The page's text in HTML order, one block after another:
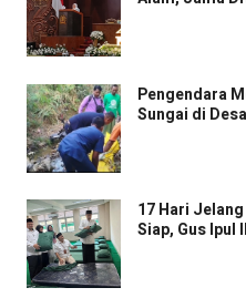
Pengendara
Sungai di
17 Hari
Siap, Gus Ipul